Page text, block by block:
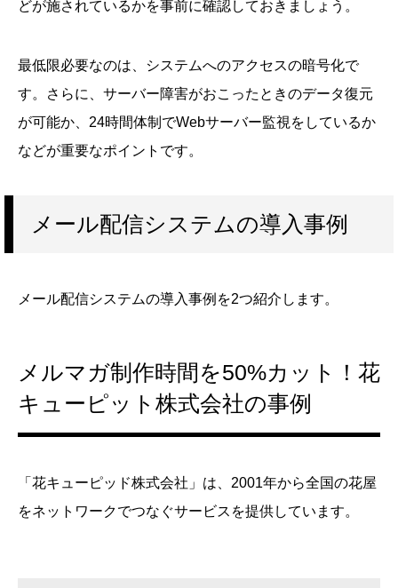
どが施されているかを事前に確認しておきましょう。
最低限必要なのは、システムへのアクセスの暗号化で
す。さらに、サーバー障害がおこったときのデータ復元
が可能か、24時間体制でWebサーバー監視をしているか
などが重要なポイントです。
メール配信システムの導入事例
メール配信システムの導入事例を2つ紹介します。
メルマガ制作時間を50%カット！花
キューピット株式会社の事例
「花キューピッド株式会社」は、2001年から全国の花屋
をネットワークでつなぐサービスを提供しています。